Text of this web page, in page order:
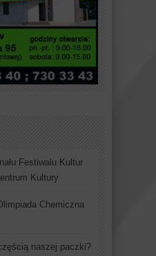
Festiwalu Kultur
Kultury
Chemiczna
naszej paczki?